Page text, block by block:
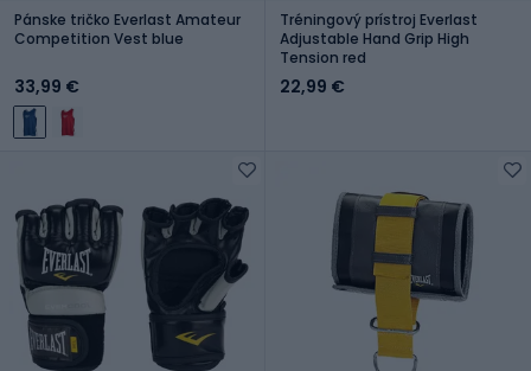
Pánske tričko Everlast Amateur
Competition Vest blue
33,99 €
Tréningový prístroj Everlast
Adjustable Hand Grip High
Tension red
22,99 €